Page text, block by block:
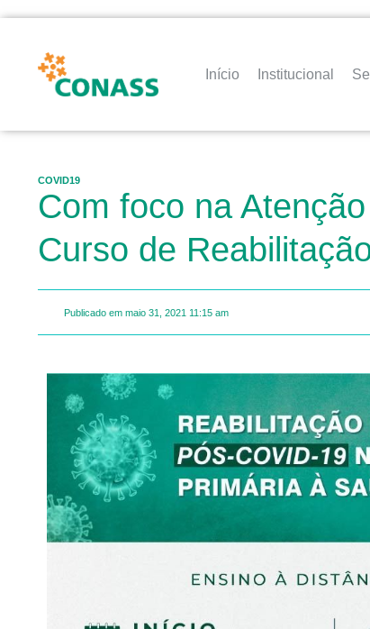
Início Institucional
COVID19
Com foco na
Curso de
Publicado em maio 31, 2021 11:15 am